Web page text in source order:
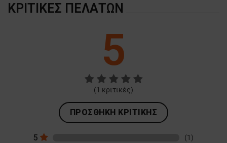
ΚΡΙΤΙΚΈΣ ΠΕΛΑΤΏΝ
5
(1 κριτικές)
ΠΡΟΣΘΉΚΗ ΚΡΙΤΙΚΉΣ
5 (1)